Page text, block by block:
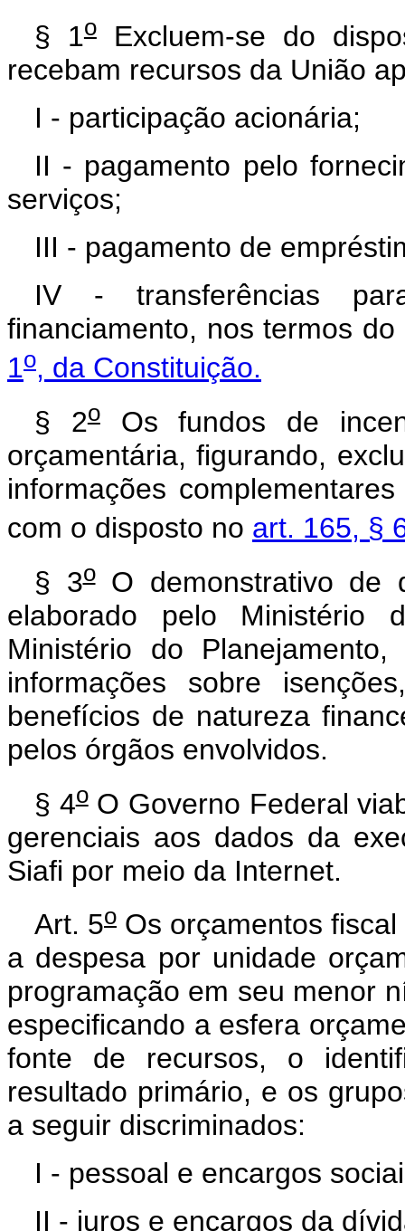
§ 1oExcluem-se do
recebam recursos da União
I - participação acionária;
II - pagamento pelo
serviços;
III - pagamento de
IV - transferências
financiamento, nos termos
1o, da Constituição.
§ 2oOs fundos de
orçamentária, figurando,
informações
com o disposto no art. 165, §
§ 3oO demonstrativo de
elaborado pelo
Ministério do
informações sobre
benefícios de natureza
pelos órgãos envolvidos.
§ 4oO Governo Federal
gerenciais aos dados da
Siafi por meio da Internet.
Art. 5o Os orçamentos
a despesa por unidade
programação em seu menor
especificando a esfera
fonte de recursos, o
resultado primário, e os
a seguir discriminados:
I - pessoal e encargos
II - juros e encargos da